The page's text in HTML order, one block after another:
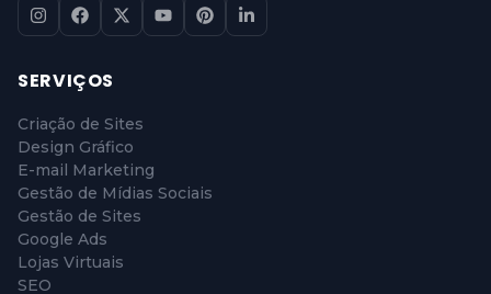
SERVIÇOS
Criação de Sites
Design Gráfico
E-mail Marketing
Gestão de Mídias Sociais
Gestão de Sites
Google Ads
Lojas Virtuais
SEO